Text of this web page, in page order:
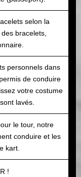
selon la
bracelets,
personnels dans
de conduire
votre costume
lavés.
le tour, notre
conduire et les
kart.
!